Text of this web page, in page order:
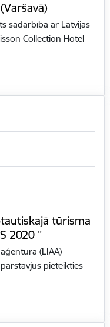
sadarbībā ar Latvijas
Collection Hotel
tūrisma
2020 "
(LIAA)
pieteikties